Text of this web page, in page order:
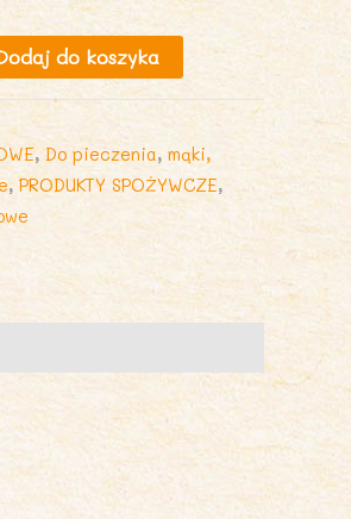
do koszyka
, Do pieczenia,mąki,
,PRODUKTY SPOŻYWCZE,